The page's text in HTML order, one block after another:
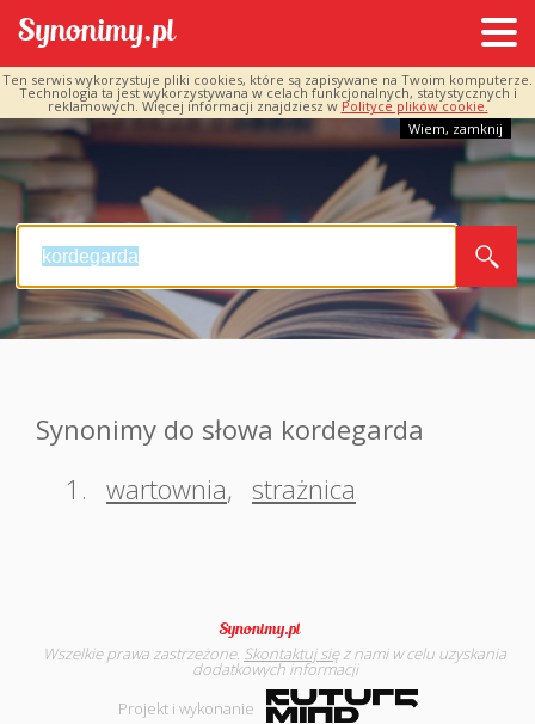
Ten serwis wykorzystuje pliki cookies, które są zapisywane na Twoim komputerze.
Technologia ta jest wykorzystywana w celach funkcjonalnych, statystycznych i
reklamowych. Więcej informacji znajdziesz w Polityce plików cookie.
Wiem, zamknij
Synonimy do słowa kordegarda
1. wartownia, strażnica
Wszelkie prawa zastrzeżone. Skontaktuj sięz nami w celu uzyskania
dodatkowych informacji
Projekt i wykonanie